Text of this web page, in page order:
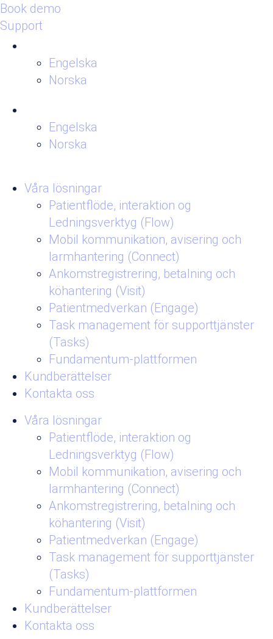
Book demo
Support
Engelska
Norska
Engelska
Norska
Våra lösningar
Patientflöde, interaktion og
Ledningsverktyg (Flow)
Mobil kommunikation, avisering och
larmhantering (Connect)
Ankomstregistrering, betalning och
köhantering (Visit)
Patientmedverkan (Engage)
Task management för supporttjänster
(Tasks)
Fundamentum-plattformen
Kundberättelser
Kontakta oss
Våra lösningar
Patientflöde, interaktion og
Ledningsverktyg (Flow)
Mobil kommunikation, avisering och
larmhantering (Connect)
Ankomstregistrering, betalning och
köhantering (Visit)
Patientmedverkan (Engage)
Task management för supporttjänster
(Tasks)
Fundamentum-plattformen
Kundberättelser
Kontakta oss